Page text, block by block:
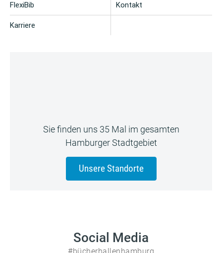
FlexiBib
Karriere
Kontakt
Sie finden uns 35 Mal im gesamten
Hamburger Stadtgebiet
Unsere Standorte
Social Media